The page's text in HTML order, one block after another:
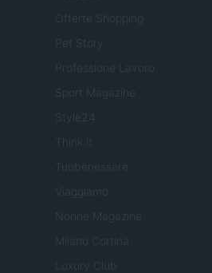
Offerte Shopping
Professione Lavoro
Sport Magazine
Style24
Think.it
Tuobenessere
Viaggiamo
Nonne Magazine
Milano Cortina
Luxury Club